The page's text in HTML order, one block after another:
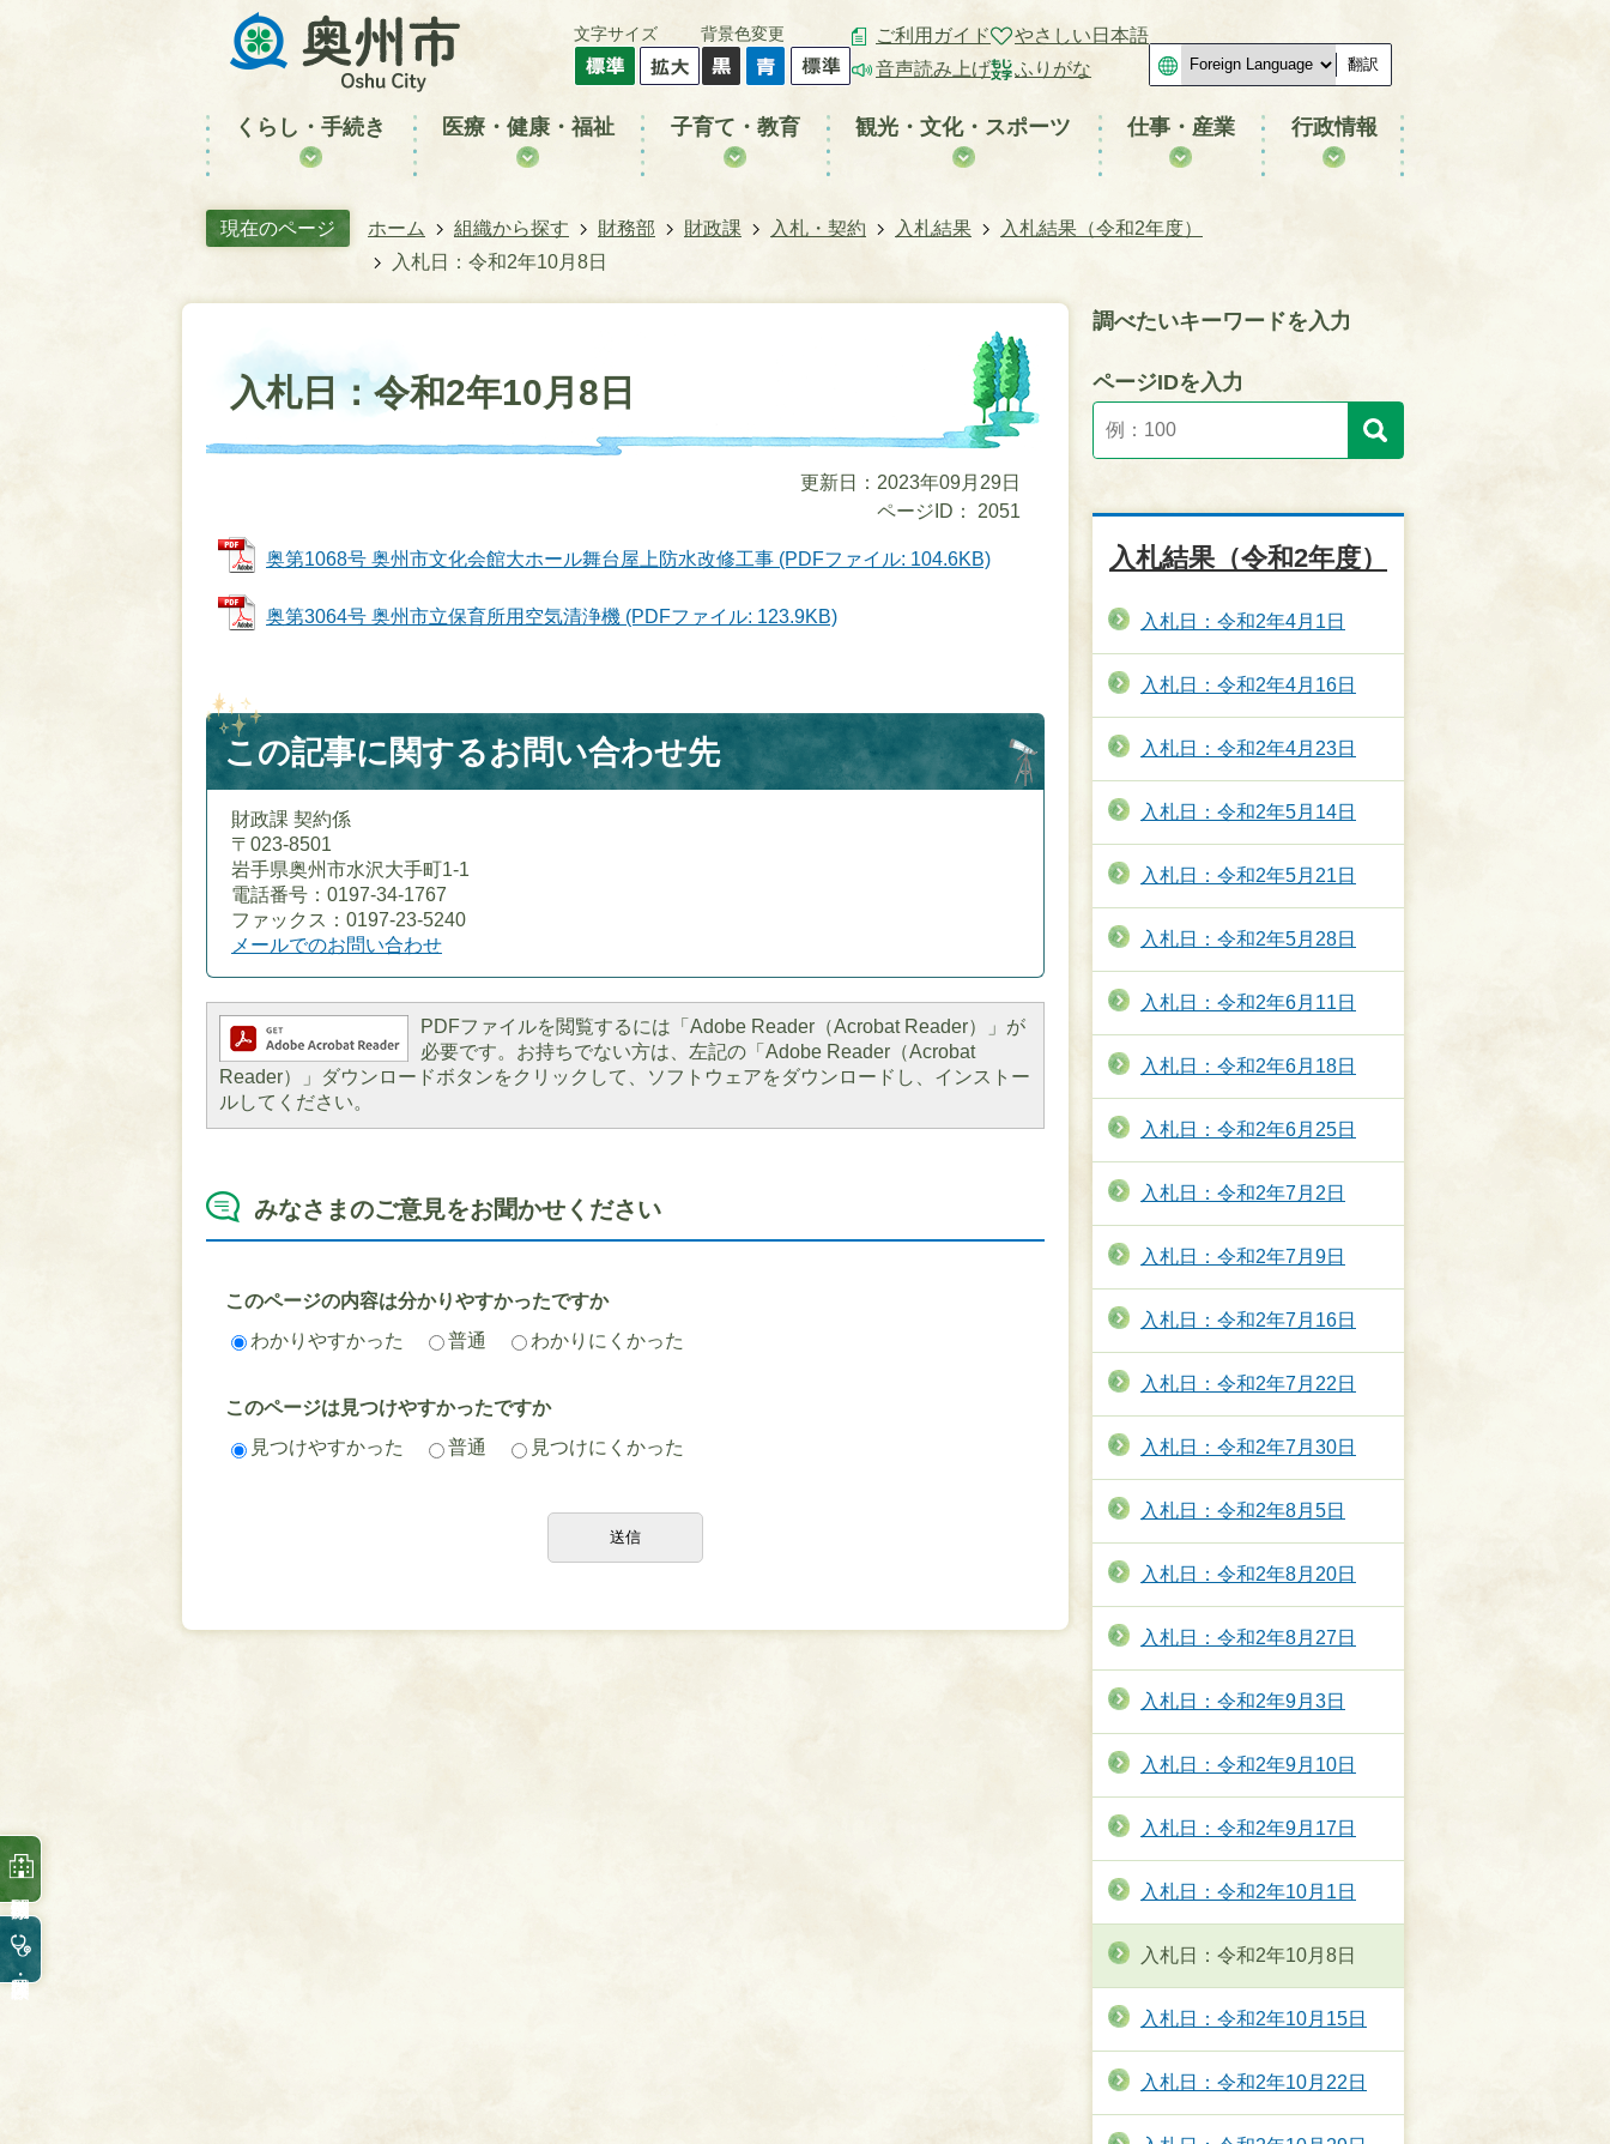
文字サイズ 背景色変更
ご利用ガイド
音声読み上げ
やさしい日本語
ふりがな
翻訳
くらし・手続き 医療・健康・福祉 子育て・教育 観光・文化・スポーツ 仕事・産業 行政情報
現在のページ ホーム 組織から探す 財務部 財政課 入札・契約 入札結果
入札結果（令和2年度）
入札日：令和2年10月8日
入札日：令和2年10月8日
更新日：2023年09月29日
ページID：
2051
奥第1068号 奥州市文化会館大ホール舞台屋上防水改修工事 (PDFファイル: 104.6KB)
奥第3064号 奥州市立保育所用空気清浄機 (PDFファイル: 123.9KB)
この記事に関するお問い合わせ先
財政課 契約係
〒023-8501
岩手県奥州市水沢大手町1-1
電話番号：0197-34-1767
ファックス：0197-23-5240
メールでのお問い合わせ
PDFファイルを閲覧するには「Adobe Reader（Acrobat Reader）」が
必要です。お持ちでない方は、左記の「Adobe Reader（Acrobat
Reader）」ダウンロードボタンをクリックして、ソフトウェアをダウンロードし、インストー
ルしてください。
みなさまのご意見をお聞かせください
このページの内容は分かりやすかったですか
わかりやすかった
普通 わかりにくかった
このページは見つけやすかったですか
見つけやすかった
普通 見つけにくかった
調べたいキーワードを入力
ページIDを入力
入札結果（令和2年度）
入札日：令和2年4月1日
入札日：令和2年4月16日
入札日：令和2年4月23日
入札日：令和2年5月14日
入札日：令和2年5月21日
入札日：令和2年5月28日
入札日：令和2年6月11日
入札日：令和2年6月18日
入札日：令和2年6月25日
入札日：令和2年7月2日
入札日：令和2年7月9日
入札日：令和2年7月16日
入札日：令和2年7月22日
入札日：令和2年7月30日
入札日：令和2年8月5日
入札日：令和2年8月20日
入札日：令和2年8月27日
入札日：令和2年9月3日
入札日：令和2年9月10日
入札日：令和2年9月17日
入札日：令和2年10月1日
入札日：令和2年10月8日
入札日：令和2年10月15日
入札日：令和2年10月22日